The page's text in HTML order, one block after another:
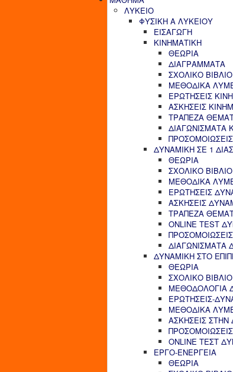
ΛΥΚΕΙΟ
ΦΥΣΙΚΗ Α ΛΥΚΕΙΟΥ
ΕΙΣΑΓΩΓΗ
ΚΙΝΗΜΑΤΙΚΗ
ΘΕΩΡΙΑ
ΔΙΑΓΡΑΜΜΑΤΑ
ΣΧΟΛΙΚΟ ΒΙΒΛΙΟ
ΜΕΘΟΔΙΚΑ
ΕΡΩΤΗΣΕΙΣ
ΑΣΚΗΣΕΙΣ
ΤΡΑΠΕΖΑ
ΔΙΑΓΩΝΙΣΜΑΤΑ
ΔΥΝΑΜΙΚΗ ΣΕ 1
ΘΕΩΡΙΑ
ΣΧΟΛΙΚΟ ΒΙΒΛΙΟ
ΜΕΘΟΔΙΚΑ
ΕΡΩΤΗΣΕΙΣ
ΑΣΚΗΣΕΙΣ
ΤΡΑΠΕΖΑ
ONLINE TEST
ΔΙΑΓΩΝΙΣΜΑΤΑ
ΔΥΝΑΜΙΚΗ ΣΤΟ
ΘΕΩΡΙΑ
ΣΧΟΛΙΚΟ ΒΙΒΛΙΟ
ΜΕΘΟΔΟΛΟΓΙΑ
ΕΡΩΤΗΣΕΙΣ-
ΜΕΘΟΔΙΚΑ
ΑΣΚΗΣΕΙΣ
ONLINE ΤΕΣΤ
ΕΡΓΟ-ΕΝΕΡΓΕΙΑ
ΘΕΩΡΙΑ